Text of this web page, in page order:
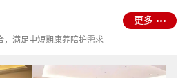
，满足中短期康养陪护需求
更多